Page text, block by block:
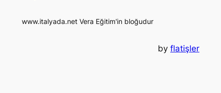
www.italyada.net Vera Eğitim'in bloğudur
byflatişler